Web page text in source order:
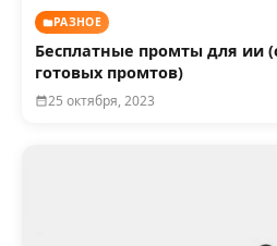
РАЗНОЕ
Бесплатные промты для ии
готовых промтов)
25 октября, 2023